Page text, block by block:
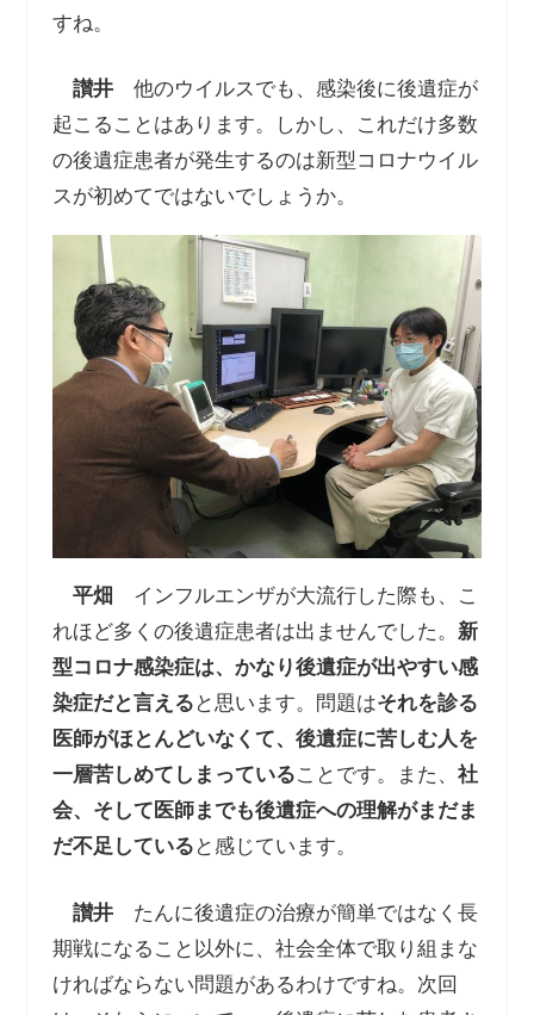
すね。
讃井他のウイルスでも、感染後に後遺症が
起こることはあります。しかし、これだけ多数
の後遺症患者が発生するのは新型コロナウイル
スが初めてではないでしょうか。
平畑 インフルエンザが大流行した際も、こ
れほど多くの後遺症患者は出ませんでした。 新
型コロナ感染症は、かなり後遺症が出やすい感
染症だと言える と思います。問題はそれを診る
医師がほとんどいなくて、後遺症に苦しむ人を
一層苦しめてしまっていることです。また、 社
会、そして医師までも後遺症への理解がまだま
だ不足している と感じています。
讃井たんに後遺症の治療が簡単ではなく長
期戦になること以外に、社会全体で取り組まな
ければならない問題があるわけですね。次回